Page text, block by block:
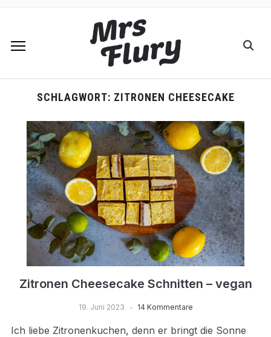
SCHLAGWORT: ZITRONEN CHEESECAKE
Zitronen Cheesecake Schnitten – vegan
19. Juni 2023 14 Kommentare
Ich liebe Zitronenkuchen, denn er bringt die Sonne